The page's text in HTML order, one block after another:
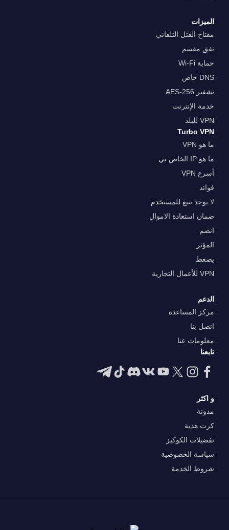
الميزات
مفتاح القتل التلقائي
نفق مقسم
حماية Wi-Fi
DNS خاص
تشفير AES-256
خدمة الإنترنت
VPN للبلد
Turbo VPN
ما هو VPN
ما هو IP الخاص بي
أسرع VPN
فوائد
لا يوجد تتبع للمستخدم
ضمان استعادة الاموال
انضم
المؤثر
يضعط
VPN للأعمال التجارية
الدعم
مركز المساعدة
اتصل بنا
معلومات عنا
تابعنا
و اكثر
مدونة
كرت هدية
تفضيلات الكوكيز
سياسة الخصوصية
شروط الخدمة